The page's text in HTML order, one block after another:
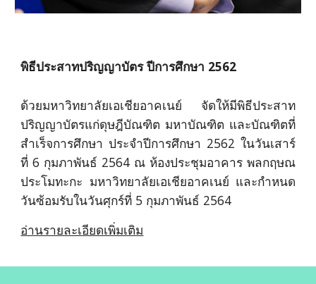
พิธีประสาทปริญญาบัตร ปีการศึกษา 2562
ด้วยมหาวิทยาลัยเอเชียอาคเนย์ จัดให้มีพิธีประสาท
ปริญญาบัตรแก่ดุษฎีบัณฑิต มหาบัณฑิต และบัณฑิตที่
สำเร็จการศึกษา ประจำปีการศึกษา 2562 ในวันเสาร์
ที่ 6 กุมภาพันธ์ 2564 ณ ห้องประชุมอาคาร พลกฤษณ
ประโมทะกะ มหาวิทยาลัยเอเชียอาคเนย์ และกำหนด
วันซ้อมรับในวันศุกร์ที่ 5 กุมภาพันธ์ 2564
อ่านรายละเอียดเพิ่มเติม